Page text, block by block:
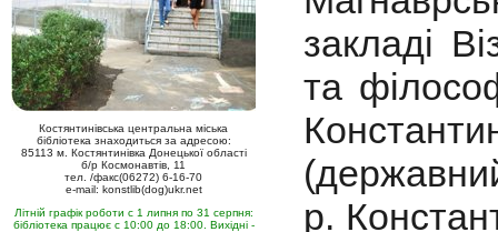
Костянтинівська центральна міська
бібліотека знаходиться за адресою:
85113 м. Костянтинівка Донецької області
б/р Космонавтів, 11
тел. /факс(06272) 6-16-70
e-mail: konstlib(dog)ukr.net
Літній графік роботи с 1 липня по 31 серпня:
бібліотека працює с 10:00 до 18:00. Вихідні -
закладі
та
р.